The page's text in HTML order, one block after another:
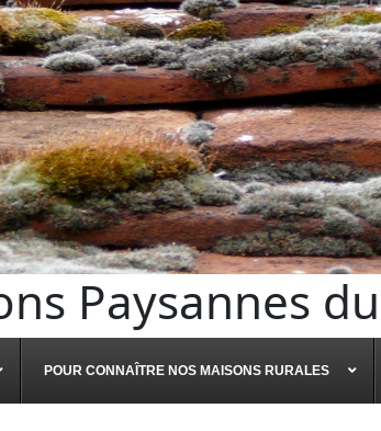
Paysannes
POUR CONNAÎTRE NOS MAISONS RURALES